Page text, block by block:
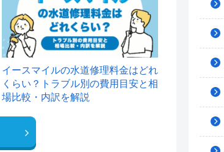
イースマイルの水道修理料金はどれ
くらい？トラブル別の費用目安と相
場比較・内訳を解説